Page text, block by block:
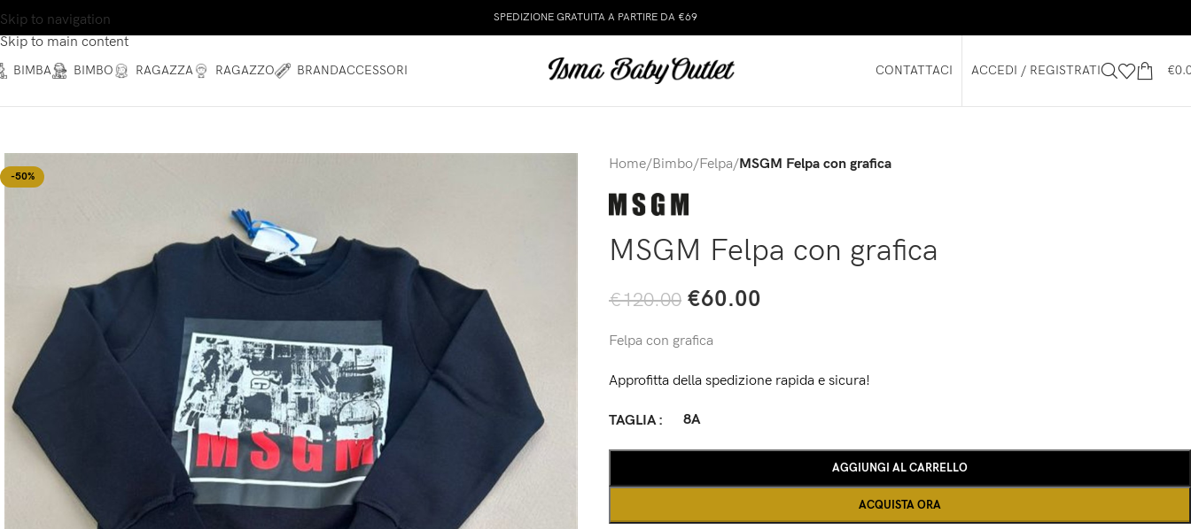
Skip to navigation
Skip to main content
SPEDIZIONE GRATUITA A PARTIRE DA €69
BIMBA BIMBO RAGAZZA RAGAZZO BRANDACCESSORI CONTATTACI ACCEDI / REGISTRATI €
-50%
Home/Bimbo/Felpa/MSGM Felpa con grafica
MSGM Felpa con grafica
€120.00 €60.00
Felpa con grafica
Approfitta della spedizione rapida e sicura!
TAGLIA 8A
AGGIUNGI AL CARRELLO
ACQUISTA ORA